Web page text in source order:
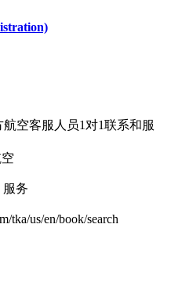
空客服人员1对1联系和服
服务
tka/us/en/book/search